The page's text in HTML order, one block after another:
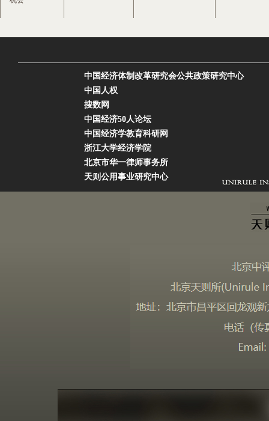
中国经济体制改革研究会公共政策研究中心
中国人权
搜数网
中国经济50人论坛
中国经济学教育科研网
浙江大学经济学院
北京市华一律师事务所
天则公用事业研究中心